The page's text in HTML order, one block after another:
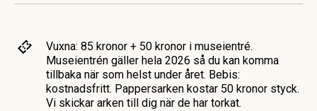
Vuxna: 85 kronor + 50 kronor i museientré.
Museientrén gäller hela 2026 så du kan komma
tillbaka när som helst under året. Bebis:
kostnadsfritt. Pappersarken kostar 50 kronor styck.
Vi skickar arken till dig när de har torkat.